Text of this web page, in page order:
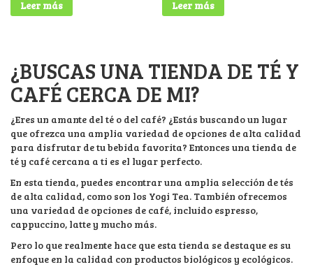
Leer más Leer más
¿BUSCAS UNA TIENDA DE TÉ Y
CAFÉ CERCA DE MI?
¿Eres un amante del té o del café? ¿Estás buscando un lugar
que ofrezca una amplia variedad de opciones de alta calidad
para disfrutar de tu bebida favorita? Entonces una tienda de
té y café cercana a ti es el lugar perfecto.
En esta tienda, puedes encontrar una amplia selección de tés
de alta calidad, como son los Yogi Tea. También ofrecemos
una variedad de opciones de café, incluido espresso,
cappuccino, latte y mucho más.
Pero lo que realmente hace que esta tienda se destaque es su
enfoque en la calidad con productos biológicos y ecológicos.